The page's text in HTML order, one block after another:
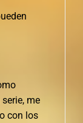
me
con los